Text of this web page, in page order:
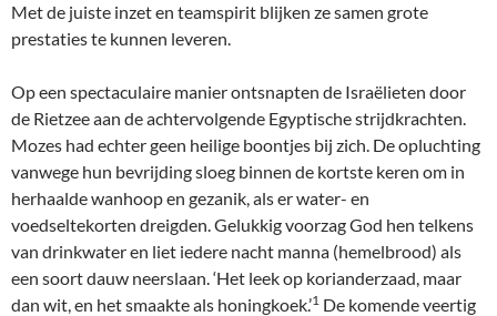
Met de juiste inzet en teamspirit blijken ze samen grote
prestaties te kunnen leveren.
Op een spectaculaire manier ontsnapten de Israëlieten door
de Rietzee aan de achtervolgende Egyptische strijdkrachten.
Mozes had echter geen heilige boontjes bij zich. De opluchting
vanwege hun bevrijding sloeg binnen de kortste keren om in
herhaalde wanhoop en gezanik, als er water- en
voedseltekorten dreigden. Gelukkig voorzag God hen telkens
van drinkwater en liet iedere nacht manna (hemelbrood) als
een soort dauw neerslaan. ‘Het leek op korianderzaad, maar
dan wit, en het smaakte als honingkoek.’1 De komende veertig